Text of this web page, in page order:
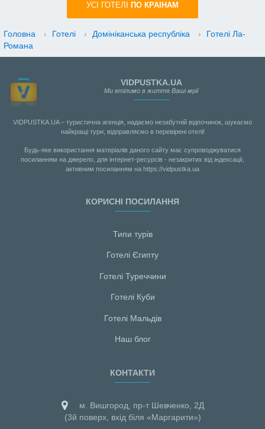
УСI ГОТЕЛІ ПО КРАIНАМ
Головна › Готелі › Домініканська республіка ›
Готелі Ла-
Романа
VIDPUSTKA.UA
Ми втілимо в життя Ваші мрії
VIDPUSTKA.UA – туристична агенція, надаємо незабутній відпочинок, шукаємо
найкращі тури, відправляємо в перевірені отелі!
Будь-яке використання матеріалів даного сайту має супроводжуватися
посиланням на джерело, для інтернет-ресурсів - незакритих від індексації,
активним посиланням на https://vidpustka.ua
КОРИСНІ ПОСИЛАННЯ
Типи турів
Готелі Єгипту
Готелі Туреччини
Готелі Куби
Готелі Мальдiв
Наш блог
КОНТАКТИ
м. Вишгород, пр-т Шевченко, 2Д
(3й поверх, вхід біля «Маргарити»)